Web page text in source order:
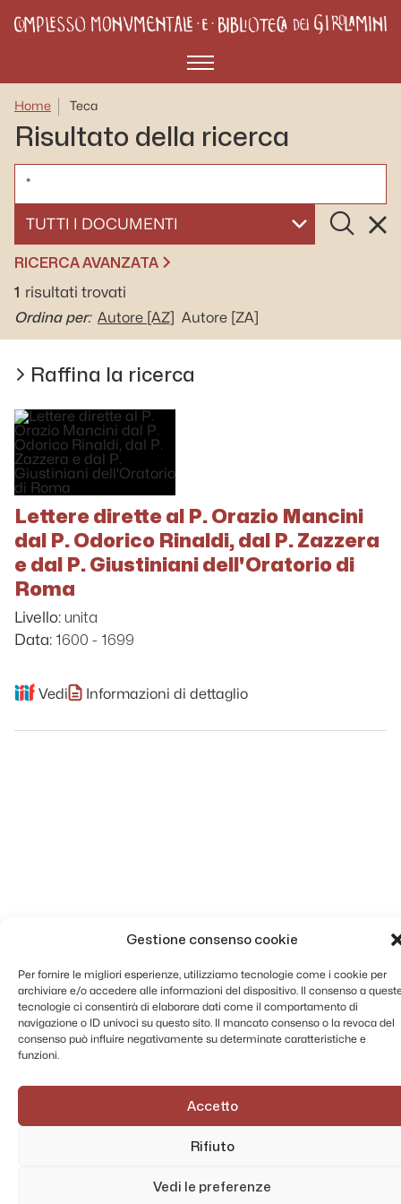
Gestione consenso cookie
Per fornire le migliori esperienze, utilizziamo tecnologie come i cookie per
archiviare e/o accedere alle informazioni del dispositivo. Il consenso a
tecnologie ci consentirà di elaborare dati come il comportamento di
navigazione o ID univoci su questo sito. Il mancato consenso o la revoca del
consenso può influire negativamente su determinate caratteristiche e
funzioni.
Accetto
Rifiuto
Vedi le preferenze
Menù
Home Teca
Risultato della ricerca
SELEZIONA UN DOCUMENTO
Cerca
RICERCA AVANZATA
1 risultati trovati
Ordina per: Autore [AZ] Autore [ZA]
Raffina la ricerca
Lettere dirette al P. Orazio Mancini
dal P. Odorico Rinaldi, dal P. Zazzera
e dal P. Giustiniani dell'Oratorio di
Roma
Livello: unita
Data: 1600 - 1699
Vedi Informazioni di dettaglio